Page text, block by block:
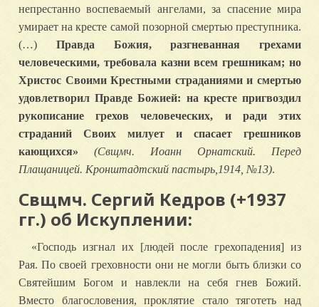
непрестанно воспеваемый ангелами, за спасение мира
умирает на кресте самой позорной смертью преступника.
(…) Правда Божия, разгневанная грехами
человеческими, требовала казни всем грешникам; но
Христос Своими Крестными страданиями и смертью
удовлетворил Правде Божией: на кресте пригвоздил
рукописание грехов человеческих, и ради этих
страданий Своих милует и спасает грешников
кающихся» (Свщмч. Иоанн Орнатский. Перед
Плащаницей. Кронштадтский пастырь,1914, №13).
Свщмч. Сергий Кедров (+1937
гг.) об Искуплении:
«Господь изгнал их [людей после грехопадения] из
Рая. По своей греховности они не могли быть близки со
Святейшим Богом и навлекли на себя гнев Божий.
Вместо благословения, проклятие стало тяготеть над